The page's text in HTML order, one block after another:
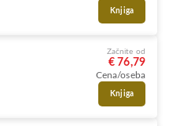
Knjiga
Začnite od
€ 76,79
Cena/oseba
Knjiga